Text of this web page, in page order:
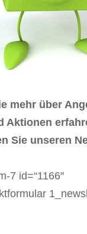
mehr über
Aktionen
Sie unseren
7 id=“1166″